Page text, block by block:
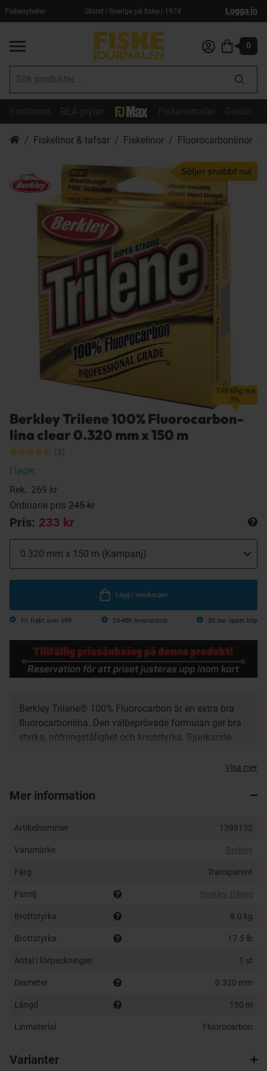
Fiskenyheter Störst i Sverige på fiske | 1974 Logga in
0
Fiskelinor & tafsar Fiskelinor Fluorocarbonlinor
Tillfällig rea
5%
Säljer snabbt nu!
Berkley Trilene 100% Fluorocarbon-
lina clear 0.320 mm x 150 m
I lager
Rek. 269 kr
Ordinarie pris 245 kr
Pris: 233 kr
Lägg i varukorgen
Fri frakt över 699 24-48h leveranstid 30 dar öppet köp
Berkley Trilene® 100% Fluorocarbon är en extra bra
fluorocarbonlina. Den välbeprövade formulan ger bra
styrka, nötningstålighet och knutstyrka. Sjunkande
100% Fluorocarbon
Hög knutstyrka
Visa mer
Mer information
Artikelnummer 1398132
Varumärke Berkley
Färg Transparent
Familj Berkley Trilene
Brottstyrka 8.0 kg
Brottstyrka 17.5 lb
Antal i förpackningen 1 st
Diameter 0.320 mm
Längd 150 m
Linmaterial Fluorocarbon
Varianter